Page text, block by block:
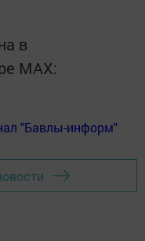
в
MАХ:
"Бавлы-информ"